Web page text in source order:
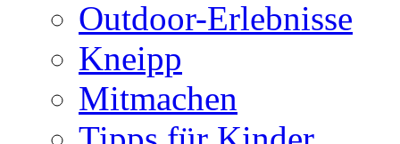
Outdoor-Erlebnisse
Kneipp
Mitmachen